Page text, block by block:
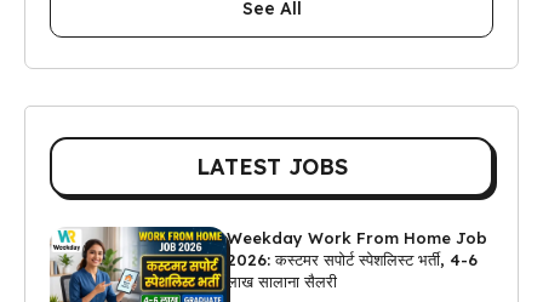
See All
LATEST JOBS
Weekday Work From Home Job
2026: कस्टमर सपोर्ट स्पेशलिस्ट भर्ती, 4-6
लाख सालाना सैलरी